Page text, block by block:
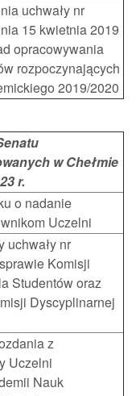
uchwały nr
15 kwietnia 2019
opracowywania
rozpoczynających
2019/2020
w Chełmie
r.
o nadanie
Uczelni
uchwały nr
Komisji
Studentów oraz
Dyscyplinarnej
z
Uczelni
Nauk